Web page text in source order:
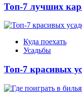
Топ-7 лучших
Куда поехать
Усадьбы
Топ-7 красивых